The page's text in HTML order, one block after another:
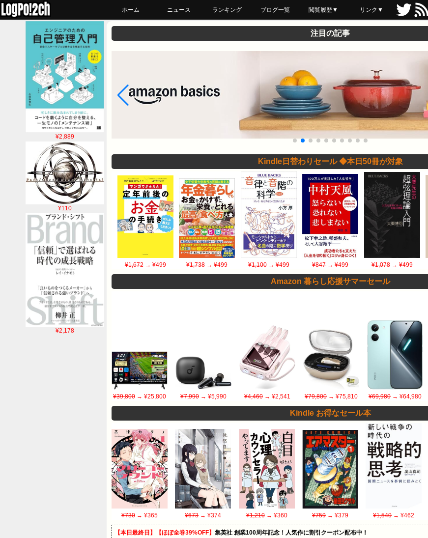
ホーム ニュース ランキング ブログ一覧 閲覧履歴▼
最近読んだ
あとで読む
ブックマーク
リンク▼
¥2,889
¥110
¥2,178
注目の記事
Kindle日替わりセール ◆本日50冊が対象
¥1,672→ ¥499 ¥1,738 → ¥499 ¥1,100→ ¥499 ¥847 → ¥499 ¥1,078→ ¥499
Amazon 暮らし応援サマーセール
¥39,800 → ¥25,800 ¥7,990 → ¥5,990 ¥4,460 → ¥2,541 ¥79,800 → ¥75,810 ¥69,980 → ¥64,980
Kindle お得なセール本
¥730 → ¥365 ¥673→ ¥374 ¥1,210→ ¥360 ¥759→ ¥379 ¥1,540→ ¥462
【本日最終日】【ほぼ全巻39%OFF】 集英社 創業100周年記念！人気作に割引クーポン配布中！